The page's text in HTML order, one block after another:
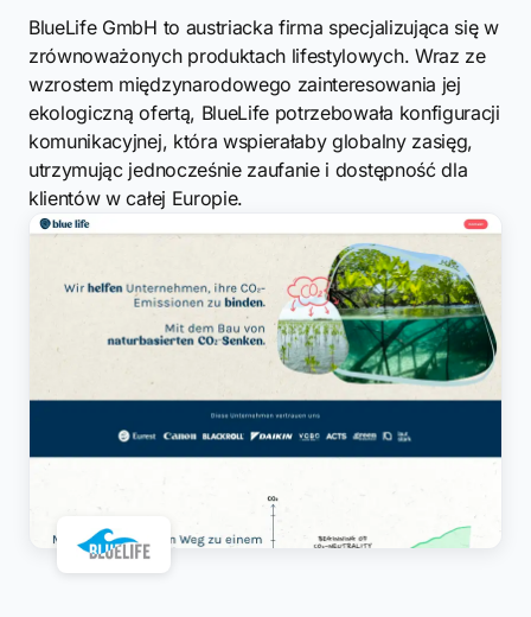
BlueLife GmbH to austriacka firma specjalizująca się w
zrównoważonych produktach lifestylowych. Wraz ze
wzrostem międzynarodowego zainteresowania jej
ekologiczną ofertą, BlueLife potrzebowała konfiguracji
komunikacyjnej, która wspierałaby globalny zasięg,
utrzymując jednocześnie zaufanie i dostępność dla
klientów w całej Europie.